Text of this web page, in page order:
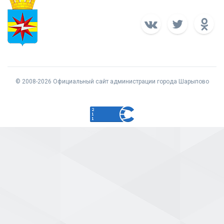
© 2008-2026 Официальный сайт администрации города Шарыпово